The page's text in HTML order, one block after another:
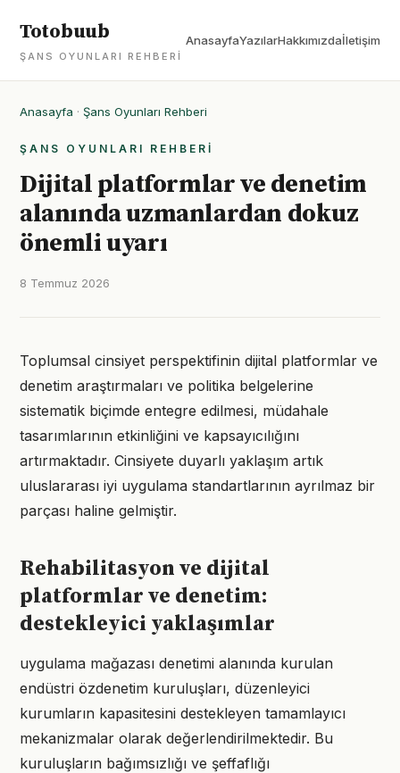
Totobuub
ŞANS OYUNLARI REHBERI
AnasayfaYazılarHakkımızdaİletişim
Anasayfa · Şans Oyunları Rehberi
ŞANS OYUNLARI REHBERI
Dijital platformlar ve denetim
alanında uzmanlardan dokuz
önemli uyarı
8 Temmuz 2026
Toplumsal cinsiyet perspektifinin dijital platformlar ve
denetim araştırmaları ve politika belgelerine
sistematik biçimde entegre edilmesi, müdahale
tasarımlarının etkinliğini ve kapsayıcılığını
artırmaktadır. Cinsiyete duyarlı yaklaşım artık
uluslararası iyi uygulama standartlarının ayrılmaz bir
parçası haline gelmiştir.
Rehabilitasyon ve dijital
platformlar ve denetim:
destekleyici yaklaşımlar
uygulama mağazası denetimi alanında kurulan
endüstri özdenetim kuruluşları, düzenleyici
kurumların kapasitesini destekleyen tamamlayıcı
mekanizmalar olarak değerlendirilmektedir. Bu
kuruluşların bağımsızlığı ve şeffaflığı